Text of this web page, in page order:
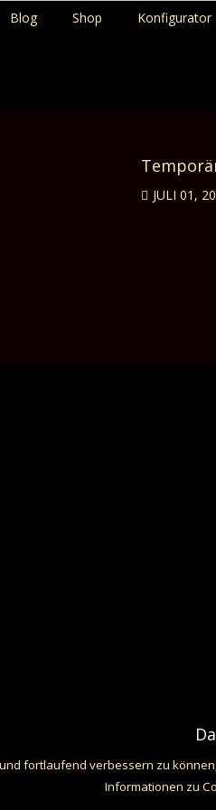
Blog Shop Konfigurator
JULI 01,
fortlaufend verbessern zu
Informationen zu